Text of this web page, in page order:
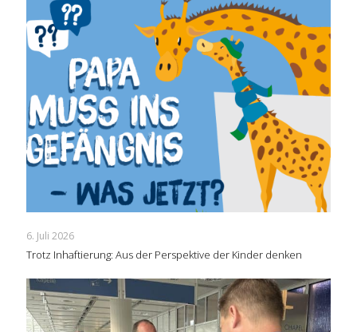
6. Juli 2026
Trotz Inhaftierung: Aus der Perspektive der Kinder denken